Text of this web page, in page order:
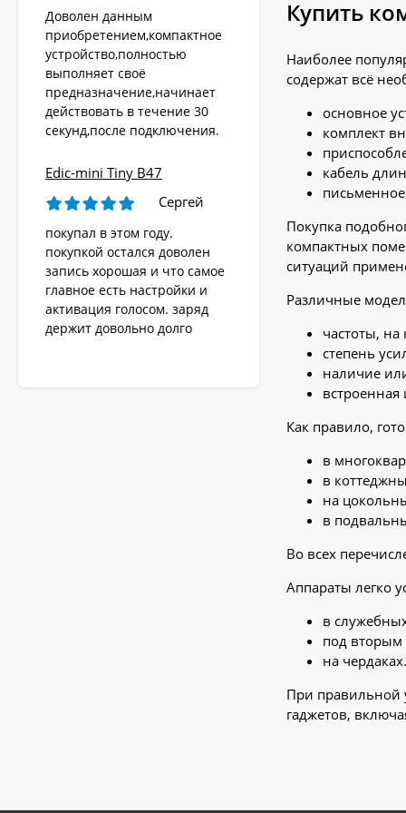
Купить
Наиболее
содержат всё
основное
комплект
кабель
Покупка
компактных
ситуаций
Различные
частоты, на
степень
наличие
Как правило,
в
в
на
в
Во всех
Аппараты легко
в
под вторым
на
При правильной
гаджетов,
Доволен данным
приобретением,компактное
устройство,полностью
выполняет своё
предназначение,начинает
действовать в течение 30
секунд,после подключения.
Edic-mini Tiny B47
Сергей
покупал в этом году.
покупкой остался доволен
запись хорошая и что самое
главное есть настройки и
активация голосом. заряд
держит довольно долго